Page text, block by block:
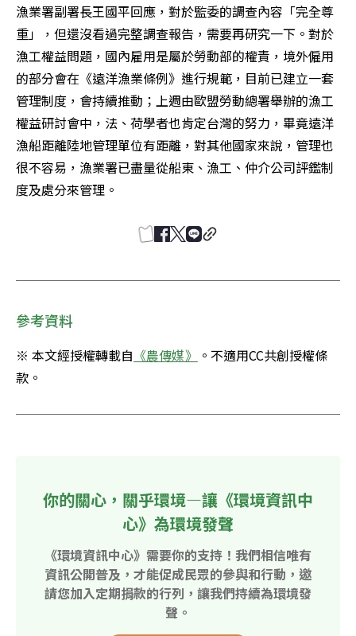
漁業署副署長王國平回應，對於監委的調查內容「完全尊
重」，但還沒看過完整調查報告，需要再研究一下。對於
漁工權益問題，國內雇用是屬於勞動部的權責，境外僱用
的部分會在《遠洋漁業條例》進行規範，目前已建立一套
管理制度，會持續推動；上週由歐盟勞動總署舉辦的漁工
權益研討會中，法、荷學者也肯定台灣的努力，畢竟遠洋
漁船距離陸地管理單位有距離，對其他國家來說，管理也
很不容易，漁業署已盡量從船東、漁工、仲介公司評鑑制
度及處分來管理。
參考資料
※ 本文經授權轉載自 《農傳媒》 。不適用CC共創授權條
款。
你的關心，關乎環境—讓《環境資訊中
心》為環境發聲
《環境資訊中心》需要你的支持！我們相信唯有
資訊公開普及，才能促成民眾的參與和行動，邀
請您加入定期捐款的行列，讓我們持續為環境發
聲。